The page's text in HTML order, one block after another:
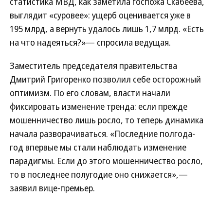
выглядит «суровее»: ущерб оценивается уже в
195 млрд, а вернуть удалось лишь 1,7 млрд. «Есть
на что надеяться?»— спросила ведущая.
Заместитель председателя правительства
Дмитрий Григоренко позволил себе осторожный
оптимизм. По его словам, власти начали
фиксировать изменение тренда: если прежде
мошенничество лишь росло, то теперь динамика
начала разворачиваться. «Последние полгода-
год впервые мы стали наблюдать изменение
парадигмы. Если до этого мошенничество росло,
то в последнее полугодие оно снижается»,—
заявил вице-премьер.